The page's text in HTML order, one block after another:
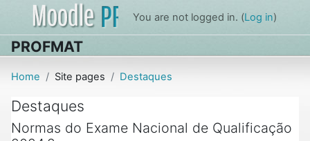
Skip to main content
You are not logged in. (Log in)
PROFMAT
Home Site pages Destaques
Destaques
Normas do Exame Nacional de Qualificação